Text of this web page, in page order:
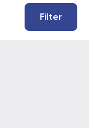
Filter